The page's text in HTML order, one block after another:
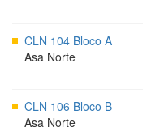
CLN 104 Bloco A
Asa Norte
CLN 106 Bloco B
Asa Norte